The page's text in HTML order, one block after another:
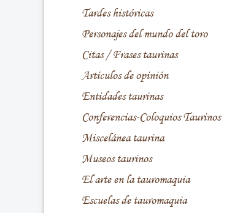
Tardes históricas
Personajes del mundo del toro
Citas / Frases taurinas
Artículos de opinión
Entidades taurinas
Conferencias-Coloquios Taurinos
Miscelánea taurina
Museos taurinos
El arte en la tauromaquia
Escuelas de tauromaquia